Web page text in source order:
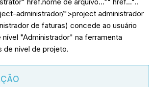
href.nome de arquivo..."" href..."..
administrador/">project administrador
de faturas) concede ao usuário
"Administrador" na ferramenta
de nível de projeto.